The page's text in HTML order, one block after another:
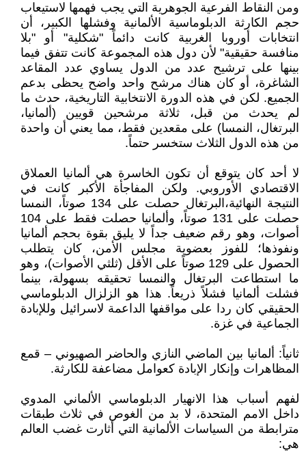
ومن النقاط الفرعية الجوهرية التي يجب فهمها لاستيعاب
حجم الكارثة الدبلوماسية الألمانية وفشلها الكبير، أن
انتخابات أوروبا الغربية كانت دائماً "شكلية" أو "بلا
منافسة حقيقية" لأن دول هذه المجموعة كانت تتفق فيما
بينها على ترشيح عدد من الدول يساوي عدد المقاعد
الشاغرة، أو كان هناك مرشح واحد واضح يحظى بدعم
الجميع. لكن في هذه الدورة الانتخابية التاريخية، حدث ما
لم يحدث من قبل، ثلاثة مرشحين قويين (ألمانيا،
البرتغال، النمسا) على مقعدين فقط، مما يعني أن واحدة
من هذه الدول الثلاث ستخسر حتماً.
لا أحد كان يتوقع أن تكون الخاسرة هي ألمانيا العملاق
الاقتصادي الأوروبي. ولكن المفاجأة الأكبر كانت في
النتيجة النهائية،البرتغال حصلت على 134 صوتاً، النمسا
حصلت على 131 صوتاً، وألمانيا حصلت فقط على 104
أصوات، وهو رقم ضعيف جداً لا يليق بقوة بحجم ألمانيا
ونفوذها؛ للفوز بعضوية مجلس الأمن، كان يتطلب
الحصول على 129 صوتاً على الأقل (ثلثي الأصوات)، وهو
ما استطاعت البرتغال والنمسا تحقيقه بسهولة، بينما
فشلت ألمانيا فشلاً ذريعاً. هذا هو الزلزال الدبلوماسي
الحقيقي كان ردا على مواقفها الداعمة لاسرائيل وللإبادة
الجماعية في غزة.
ثانياً: ألمانيا بين الماضي النازي والحاضر الصهيوني – قمع
المظاهرات وإنكار الإبادة كعوامل مضاعفة للكارثة.
لفهم أسباب هذا الانهيار الدبلوماسي الألماني المدوي
داخل الامم المتحدة، لا بد من الغوص في ثلاث طبقات
مترابطة من السياسات الألمانية التي أثارت غضب العالم
هي: